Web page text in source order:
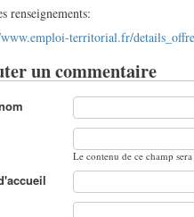
renseignements:
territorial.fr/
un commentaire
Le contenu de ce champ